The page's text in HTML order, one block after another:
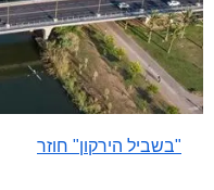
"בשביל הירקון" חוזר